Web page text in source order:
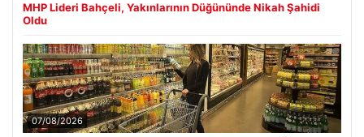
MHP Lideri Bahçeli, Yakınlarının Düğününde Nikah Şahidi
Oldu
07/08/2026